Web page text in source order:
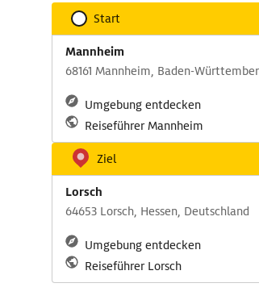
Start
Mannheim
68161 Mannheim, Baden-
Umgebung entdecken
Reiseführer Mannheim
Ziel
Lorsch
64653 Lorsch, Hessen, Deutschland
Umgebung entdecken
Reiseführer Lorsch